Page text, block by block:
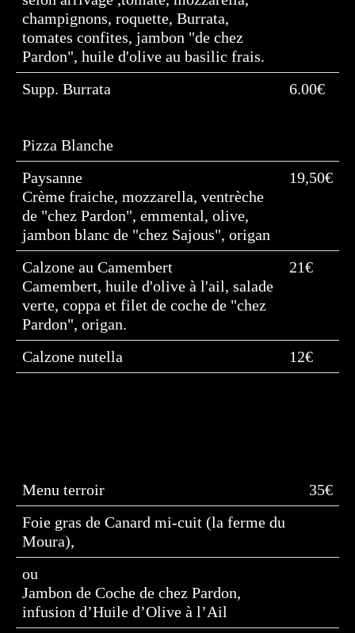
champignons, roquette, Burrata,
tomates confites, jambon "de chez
Pardon", huile d'olive au basilic frais.
Supp. Burrata 6.00€
Pizza Blanche
Paysanne
Crème fraiche, mozzarella, ventrèche
de "chez Pardon", emmental, olive,
jambon blanc de "chez Sajous", origan
19,50€
Calzone au Camembert
Camembert, huile d'olive à l'ail, salade
verte, coppa et filet de coche de "chez
Pardon", origan.
21€
Calzone nutella 12€
Menu terroir
35€
Foie gras de Canard mi-cuit (la ferme du
Moura),
ou
Jambon de Coche de chez Pardon,
infusion d’Huile d’Olive à l’Ail